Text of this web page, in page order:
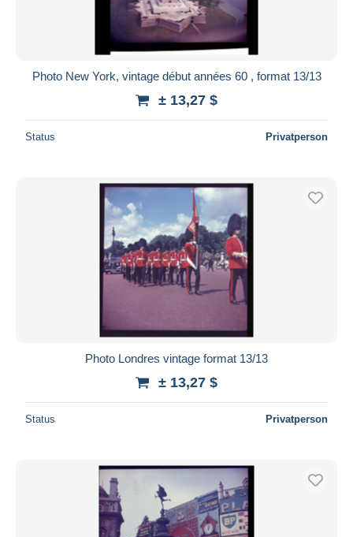
Photo New York, vintage début années 60 , format 13/13
± 13,27 $
Status Privatperson
Photo Londres vintage format 13/13
± 13,27 $
Status Privatperson